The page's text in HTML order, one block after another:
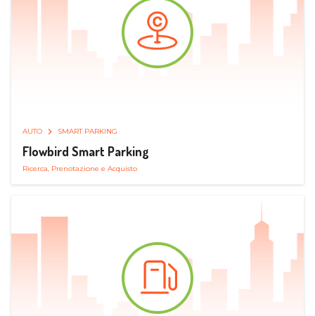
AUTO SMART PARKING
Flowbird Smart Parking
Ricerca, Prenotazione e Acquisto